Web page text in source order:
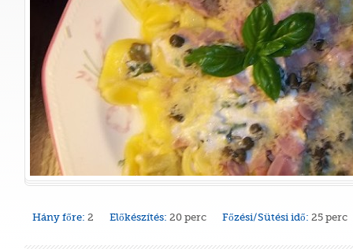
Hány főre: 2 Előkészítés: 20 perc Főzési/Sütési idő: 25 perc